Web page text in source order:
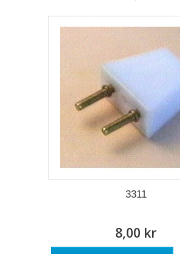
3311
8,00 kr